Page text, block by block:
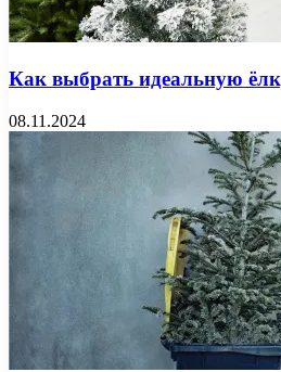
Как выбрать идеальную
08.11.2024